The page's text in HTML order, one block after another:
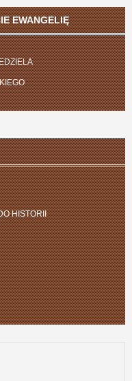
EWANGELIĘ
HISTORII